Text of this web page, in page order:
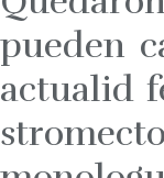
pueden
actualid